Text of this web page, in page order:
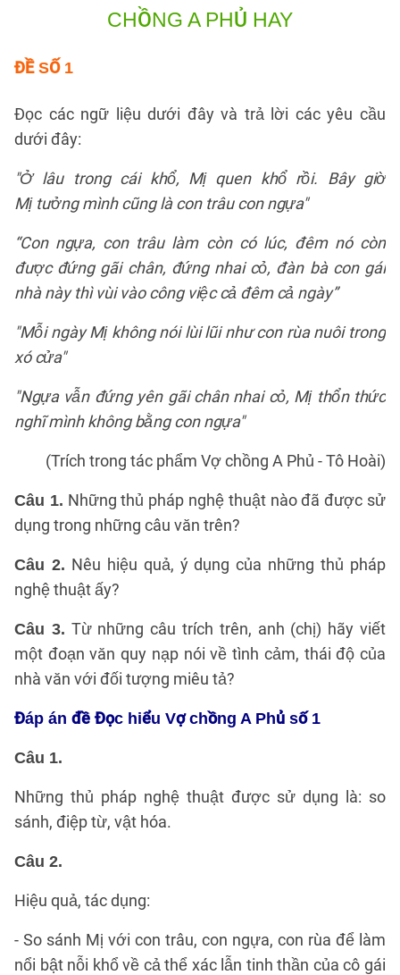
CHỒNG A PHỦ HAY
ĐỀ SỐ 1
Đọc các ngữ liệu dưới đây và trả lời các yêu cầu
dưới đây:
"Ở lâu trong cái khổ, Mị quen khổ rồi. Bây giờ
Mị tưởng mình cũng là con trâu con ngựa"
“Con ngựa, con trâu làm còn có lúc, đêm nó còn
được đứng gãi chân, đứng nhai cỏ, đàn bà con gái
nhà này thì vùi vào công việc cả đêm cả ngày”
"Mỗi ngày Mị không nói lùi lũi như con rùa nuôi trong
xó cửa"
"Ngựa vẫn đứng yên gãi chân nhai cỏ, Mị thổn thức
nghĩ mình không bằng con ngựa"
(Trích trong tác phẩm Vợ chồng A Phủ - Tô Hoài)
Câu 1. Những thủ pháp nghệ thuật nào đã được sử
dụng trong những câu văn trên?
Câu 2. Nêu hiệu quả, ý dụng của những thủ pháp
nghệ thuật ấy?
Câu 3. Từ những câu trích trên, anh (chị) hãy viết
một đoạn văn quy nạp nói về tình cảm, thái độ của
nhà văn với đối tượng miêu tả?
Đáp án đề Đọc hiểu Vợ chồng A Phủ số 1
Câu 1.
Những thủ pháp nghệ thuật được sử dụng là: so
sánh, điệp từ, vật hóa.
Câu 2.
Hiệu quả, tác dụng:
- So sánh Mị với con trâu, con ngựa, con rùa để làm
nổi bật nỗi khổ về cả thể xác lẫn tinh thần của cô gái